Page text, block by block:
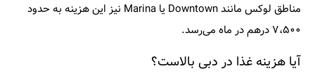
مناطق لوکس مانند Downtown یا Marina نیز این هزینه به حدود
۷،۵۰۰ درهم در ماه می‌رسد.
آیا هزینه غذا در دبی بالاست؟